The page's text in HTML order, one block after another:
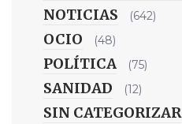
NOTICIAS (642)
OCIO (48)
POLÍTICA (75)
SANIDAD (12)
SIN CATEGORIZAR